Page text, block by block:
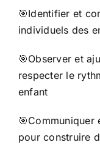
🎯Identifier et
individuels des
🎯Observer et
respecter le
enfant
🎯Communiquer
pour construire